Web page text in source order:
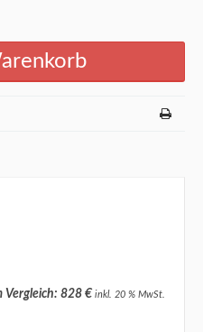
Vergleich: 828 € inkl. 20 % MwSt.